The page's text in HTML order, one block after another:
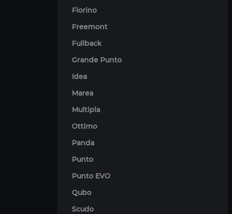
Fiorino
Freemont
Fullback
Grande Punto
Idea
Marea
Multipla
Ottimo
Panda
Punto
Punto EVO
Qubo
Scudo